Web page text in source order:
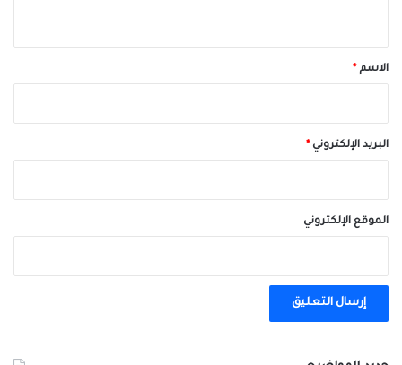
*الاسم*
البريد الإلكتروني*
الموقع الإلكتروني
l